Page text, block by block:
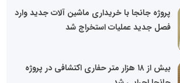
پروژه جانجا با خریداری ماشین آلات جدید وارد
فصل جدید عملیات استخراج شد
بیش از ۱۸ هزار متر حفاری اکتشافی در پروژه